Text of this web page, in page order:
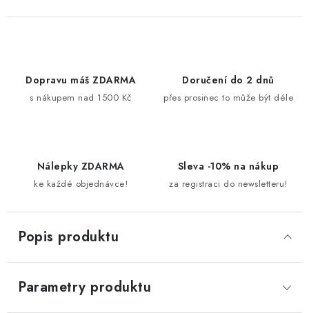
Dopravu máš ZDARMA
s nákupem nad 1500 Kč
Doručení do 2 dnů
přes prosinec to může být déle
Nálepky ZDARMA
ke každé objednávce!
Sleva -10% na nákup
za registraci do newsletteru!
Popis produktu
Parametry produktu